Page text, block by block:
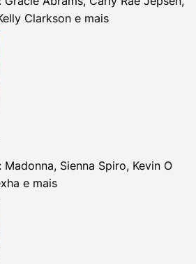
Clarkson e mais
Sienna Spiro, Kevin O
e mais